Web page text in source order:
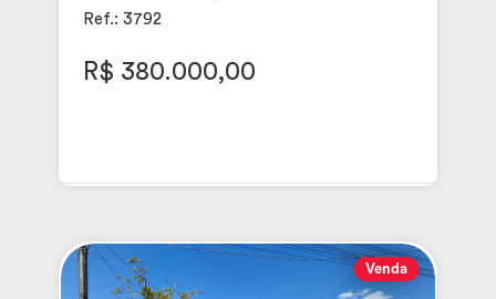
Ref.: 3792
R$ 380.000,00
Venda